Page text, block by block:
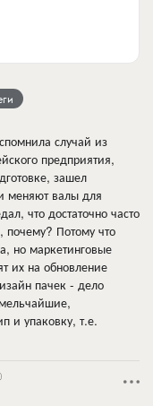
случай из
предприятия,
зашел
меняют валы для
что достаточно часто
почему? Потому что
но маркетинговые
их на обновление
пачек - дело
и упаковку, т.е.